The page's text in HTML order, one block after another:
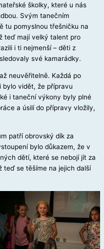
školky, které u nás
Svým tanečním
tu pomyslnou třešničku na
teď mají velký talent pro
i ti nejmenší – děti z
své kamarádky.
neuvěřitelně. Každá po
vidět, že přípravu
i taneční výkony byly plné
a úsilí do přípravy vložily,
patří obrovský dík za
bylo důkazem, že v
dětí, které se nebojí jít za
teď se těšíme na jejich další